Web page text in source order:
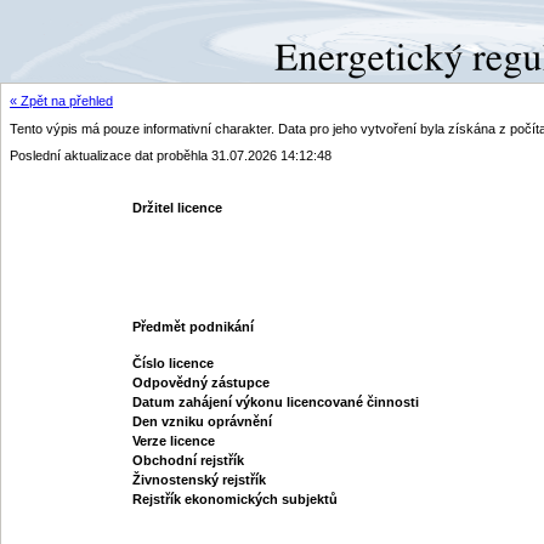
« Zpět na přehled
Tento výpis má pouze informativní charakter. Data pro jeho vytvoření byla získána z
Poslední aktualizace dat proběhla 31.07.2026 14:12:48
Držitel licence
Předmět podnikání
Číslo licence
Odpovědný zástupce
Datum zahájení výkonu licencované činnosti
Den vzniku oprávnění
Verze licence
Obchodní rejstřík
Živnostenský rejstřík
Rejstřík ekonomických subjektů